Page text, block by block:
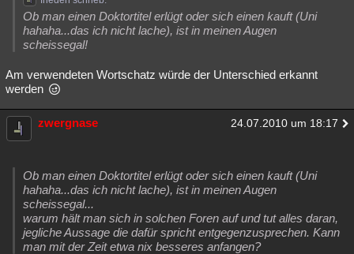
Ob man einen Doktortitel erlügt oder sich einen kauft (Uni
hahaha...das ich nicht lache), ist in meinen Augen
scheissegal!
Am verwendeten Wortschatz würde der Unterschied erkannt
werden
zwergnase 24.07.2010 um 18:17
Ob man einen Doktortitel erlügt oder sich einen kauft (Uni
hahaha...das ich nicht lache), ist in meinen Augen
scheissegal...
warum hält man sich in solchen Foren auf und tut alles daran,
jegliche Aussage die dafür spricht entgegenzusprechen. Kann
man mit der Zeit etwa nix besseres anfangen?